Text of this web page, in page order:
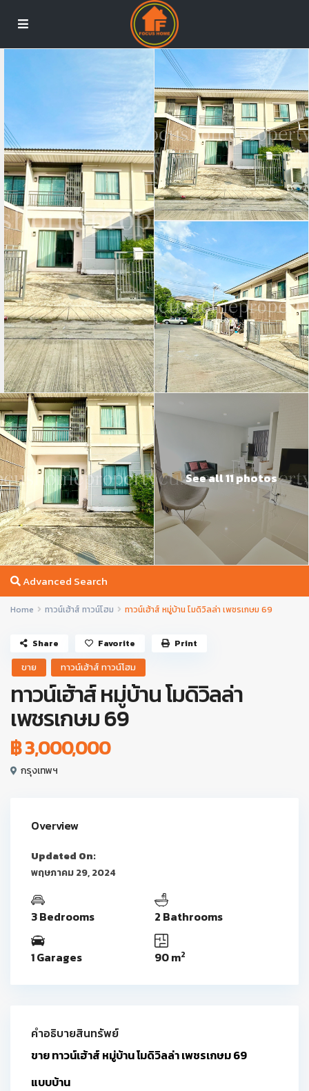
See all 11 photos
Advanced Search
Home ทาวน์เฮ้าส์ ทาวน์โฮม ทาวน์เฮ้าส์ หมู่บ้าน โมดิวิลล่า เพชรเกษม 69
ขาย ทาวน์เฮ้าส์ ทาวน์โฮม
ทาวน์เฮ้าส์ หมู่บ้าน โมดิวิลล่า
เพชรเกษม 69
฿ 3,000,000
กรุงเทพฯ
Share Favorite Print
Overview
Updated On:
พฤษภาคม 29, 2024
3 Bedrooms 2 Bathrooms
1 Garages 90 m2
คำอธิบายสินทรัพย์
ขาย ทาวน์เฮ้าส์ หมู่บ้าน โมดิวิลล่า เพชรเกษม 69
แบบบ้าน